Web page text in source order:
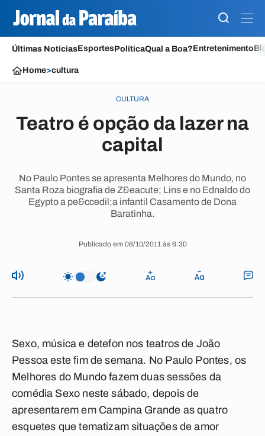
Últimas NotíciasEsportesPolíticaQual a Boa?Entretenimento
Home>cultura
CULTURA
Teatro é opção da lazer na
capital
No Paulo Pontes se apresenta Melhores do Mundo, no
Santa Roza biografia de Z&eacute; Lins e no Ednaldo do
Egypto a pe&ccedil;a infantil Casamento de Dona
Baratinha.
Publicado em 08/10/2011 às 6:30
Sexo, música e detefon nos teatros de João
Pessoa este fim de semana. No Paulo Pontes, os
Melhores do Mundo fazem duas sessões da
comédia Sexo neste sábado, depois de
apresentarem em Campina Grande as quatro
esquetes que tematizam situações de amor